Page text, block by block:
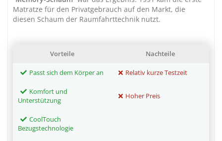
Matratze für den Privatgebrauch auf den Markt, die
diesen Schaum der Raumfahrttechnik nutzt.
Vorteile Nachteile
Passt sich dem Körper an Relativ kurze Testzeit
Komfort und
Unterstützung
Hoher Preis
CoolTouch
Bezugstechnologie